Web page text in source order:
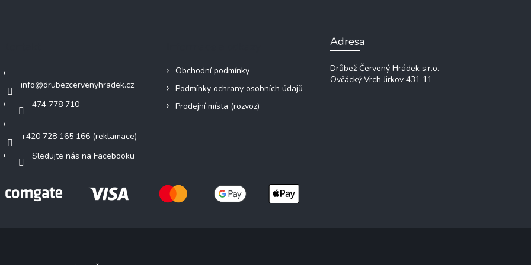
info@drubezcervenyhradek.cz
474 778 710
+420 728 165 166 (reklamace)
Sledujte nás na Facebooku
Obchodní podmínky
Podmínky ochrany osobních údajů
Prodejní místa (rozvoz)
Adresa
Drůbež Červený Hrádek s.r.o.
Ovčácký Vrch Jirkov 431 11